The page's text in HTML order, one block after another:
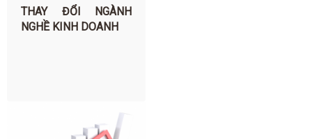
THAY ĐỔI NGÀNH
NGHỀ KINH DOANH